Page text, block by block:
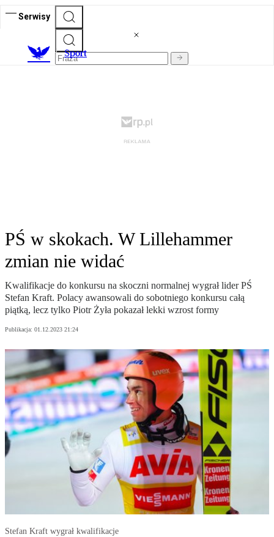
Serwisy
Sport
PŚ w skokach. W Lillehammer
zmian nie widać
Kwalifikacje do konkursu na skoczni normalnej wygrał lider PŚ
Stefan Kraft. Polacy awansowali do sobotniego konkursu całą
piątką, lecz tylko Piotr Żyła pokazał lekki wzrost formy
Publikacja: 01.12.2023 21:24
Stefan Kraft wygrał kwalifikacje